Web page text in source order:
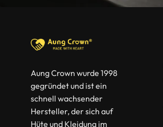
Aung Crown wurde 1998
gegründet und ist ein
schnell wachsender
Hersteller, der sich auf
Hüte und Kleidung im